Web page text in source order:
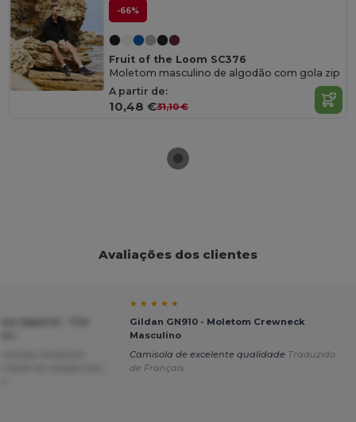
-66%
Fruit of the Loom SC376
Moletom masculino de algodão com gola zip
A partir de:
10,48 €31,10 €
Avaliações dos clientes
★ ★ ★ ★ ★
Gildan GN910 - Moletom Crewneck
Masculino
Camisola de excelente qualidade Traduzido
de Français